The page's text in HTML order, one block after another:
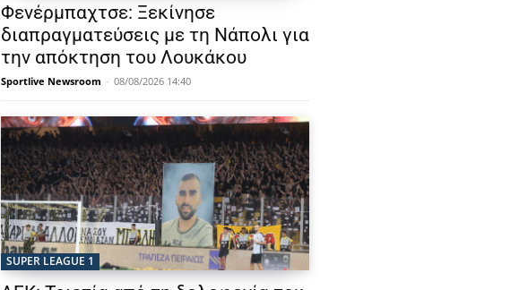
Φενέρμπαχτσε: Ξεκίνησε
διαπραγματεύσεις με τη Νάπολι για
την απόκτηση του Λουκάκου
Sportlive Newsroom - 08/08/2026 14:40
SUPER LEAGUE 1